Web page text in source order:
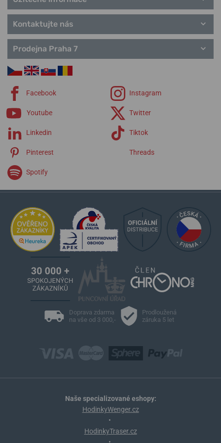
Kontaktujte nás
Prodejna Praha 7
Facebook Instagram
Youtube Twitter
Linkedin Tiktok
Pinterest Threads
Spotify
Doprava zdarma
na vše od 3 000,-
Prodloužená
záruka 5 let
Naše specializované eshopy:
HodinkyWenger.cz
•
HodinkyTraser.cz